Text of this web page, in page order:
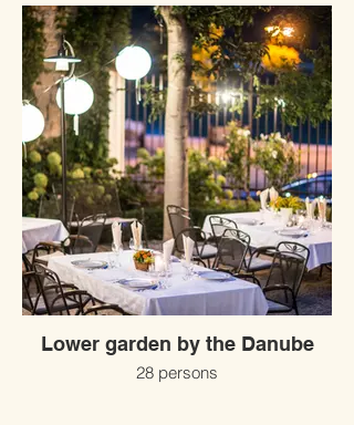
Lower garden by the Danube
28 persons